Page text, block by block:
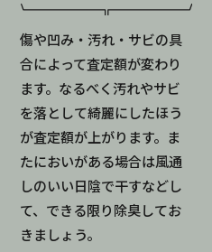
傷や凹み・汚れ・サビの具
合によって査定額が変わり
ます。なるべく汚れやサビ
を落として綺麗にしたほう
が査定額が上がります。ま
たにおいがある場合は風通
しのいい日陰で干すなどし
て、できる限り除臭してお
きましょう。